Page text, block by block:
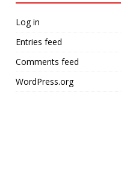
Log in
Entries feed
Comments feed
WordPress.org